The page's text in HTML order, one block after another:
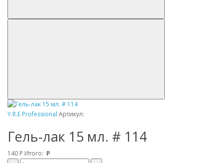
Y.R.E Professional Артикул:
Гель-лак 15 мл. # 114
140 Р Итого: Р